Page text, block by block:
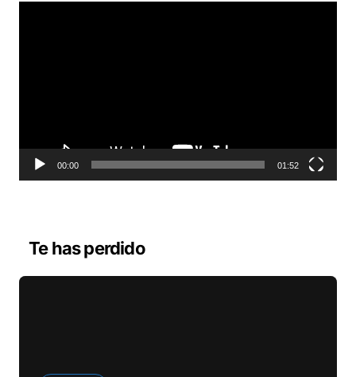
t
r
00:00 01:52
Te has perdido